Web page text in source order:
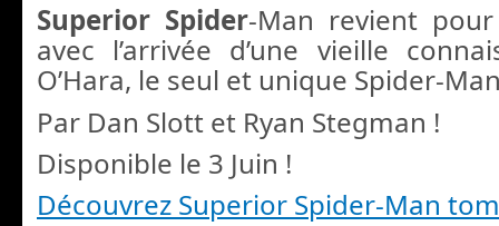
Superior Spider-Man revient
avec l’arrivée d’une vieille
O’Hara, le seul et unique Spider-
Par Dan Slott et Ryan Stegman !
Disponible le 3 Juin !
Découvrez Superior Spider-Man